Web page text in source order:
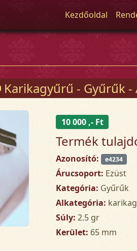
Kezdőoldal
Karikagyűrű - Gyűrűk -
10 000 ,- Ft
Termék
Azonosító: e4234
Árucsoport: Ezüst
Kategória: Gyűrűk
Alkategória:
Súly: 2.5 gr
Kerület: 65 mm